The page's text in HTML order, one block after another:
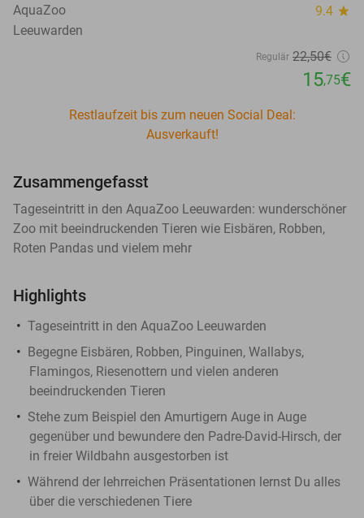
AquaZoo 9.4 star
Leeuwarden
Regulär 22,50€
15,75€
Restlaufzeit bis zum neuen Social Deal:
Ausverkauft!
Zusammengefasst
Tageseintritt in den AquaZoo Leeuwarden: wunderschöner
Zoo mit beeindruckenden Tieren wie Eisbären, Robben,
Roten Pandas und vielem mehr
Highlights
Tageseintritt in den AquaZoo Leeuwarden
Begegne Eisbären, Robben, Pinguinen, Wallabys,
Flamingos, Riesenottern und vielen anderen
beeindruckenden Tieren
Stehe zum Beispiel den Amurtigern Auge in Auge
gegenüber und bewundere den Padre-David-Hirsch, der
in freier Wildbahn ausgestorben ist
Während der lehrreichen Präsentationen lernst Du alles
über die verschiedenen Tiere